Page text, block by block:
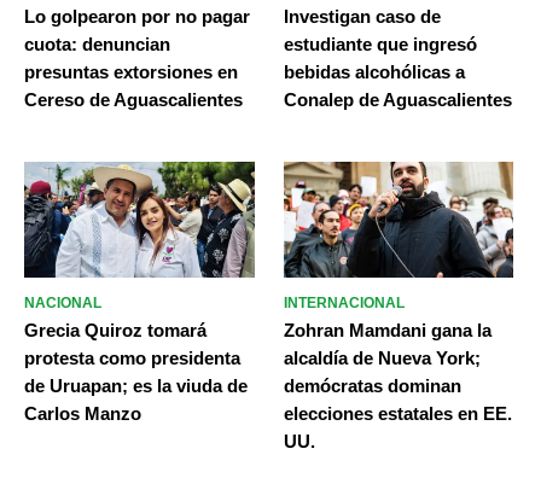
Lo golpearon por no pagar
cuota: denuncian
presuntas extorsiones en
Cereso de Aguascalientes
Investigan caso de
estudiante que ingresó
bebidas alcohólicas a
Conalep de Aguascalientes
NACIONAL
Grecia Quiroz tomará
protesta como presidenta
de Uruapan; es la viuda de
Carlos Manzo
INTERNACIONAL
Zohran Mamdani gana la
alcaldía de Nueva York;
demócratas dominan
elecciones estatales en EE.
UU.